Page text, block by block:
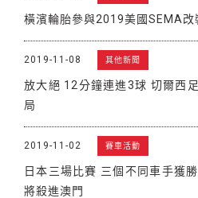
橫濱輪胎參與2019美國SEMA改
2019-11-08 其他新聞
放大絕 12分鐘連進3球 切爾西
局
2019-11-02 賽車活動
日本三場比賽 三個不同車手獲
將殺進澳門